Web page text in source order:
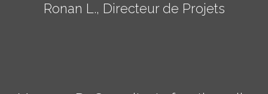
Ronan L., Directeur de Projets